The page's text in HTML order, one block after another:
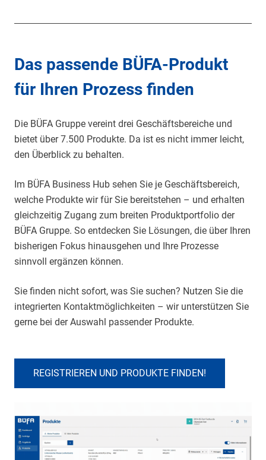
Das passende BÜFA-Produkt
für Ihren Prozess finden
Die BÜFA Gruppe vereint drei Geschäftsbereiche und
bietet über 7.500 Produkte. Da ist es nicht immer leicht,
den Überblick zu behalten.
Im BÜFA Business Hub sehen Sie je Geschäftsbereich,
welche Produkte wir für Sie bereitstehen – und erhalten
gleichzeitig Zugang zum breiten Produktportfolio der
BÜFA Gruppe. So entdecken Sie Lösungen, die über Ihren
bisherigen Fokus hinausgehen und Ihre Prozesse
sinnvoll ergänzen können.
Sie finden nicht sofort, was Sie suchen? Nutzen Sie die
integrierten Kontaktmöglichkeiten – wir unterstützen Sie
gerne bei der Auswahl passender Produkte.
REGISTRIEREN UND PRODUKTE FINDEN!